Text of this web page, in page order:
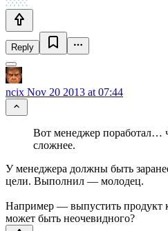
Reply
ncix Nov 20 2013 at 07:44
Вот менеджер поработал…
сложнее.
У менеджера должны быть
цели. Выполнил — молодец.
Например — выпустить продукт
может быть неочевидного?